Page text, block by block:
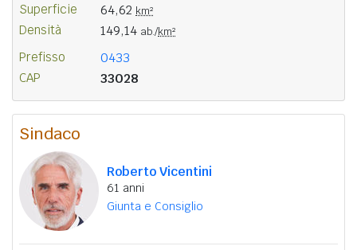
Superficie 64,62 km²
Densità 149,14 ab./km²
Prefisso 0433
CAP 33028
Sindaco
Roberto Vicentini
61 anni
Giunta e Consiglio